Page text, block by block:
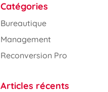
Catégories
Bureautique
Management
Reconversion Pro
Articles récents